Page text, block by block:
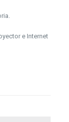
e Internet